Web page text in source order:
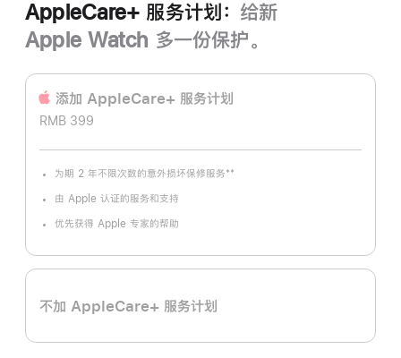
AppleCare+ 服务计划： 给新
Apple Watch 多一份保护。
添加 AppleCare+ 服务计‍划
RMB 399
为期 2 年不限次数的意外损坏保修服务
注
**
由 Apple 认证的服务和支持
优先获得 Apple 专家的帮助
不加 AppleCare+ 服务计划